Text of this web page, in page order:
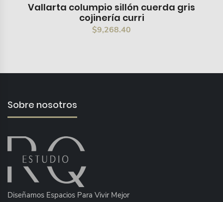
Vallarta columpio sillón cuerda gris
cojinería curri
$9,268.40
Sobre nosotros
Diseñamos Espacios Para Vivir Mejor